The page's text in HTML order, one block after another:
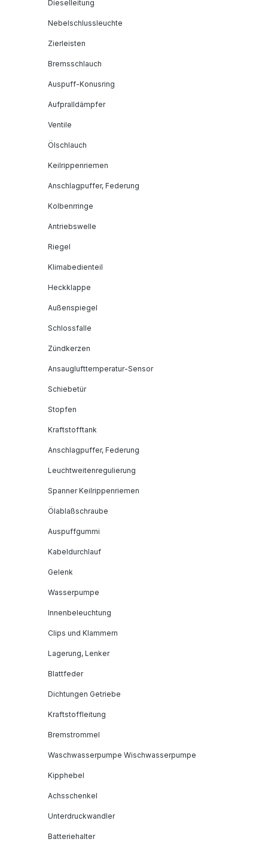
Dieselleitung
Nebelschlussleuchte
Zierleisten
Bremsschlauch
Auspuff-Konusring
Aufpralldämpfer
Ventile
Ölschlauch
Keilrippenriemen
Anschlagpuffer, Federung
Kolbenrringe
Antriebswelle
Riegel
Klimabedienteil
Heckklappe
Außenspiegel
Schlossfalle
Zündkerzen
Ansauglufttemperatur-Sensor
Schiebetür
Stopfen
Kraftstofftank
Anschlagpuffer, Federung
Leuchtweitenregulierung
Spanner Keilrippenriemen
Ölablaßschraube
Auspuffgummi
Kabeldurchlauf
Gelenk
Wasserpumpe
Innenbeleuchtung
Clips und Klammern
Lagerung, Lenker
Blattfeder
Dichtungen Getriebe
Kraftstoffleitung
Bremstrommel
Waschwasserpumpe Wischwasserpumpe
Kipphebel
Achsschenkel
Unterdruckwandler
Batteriehalter